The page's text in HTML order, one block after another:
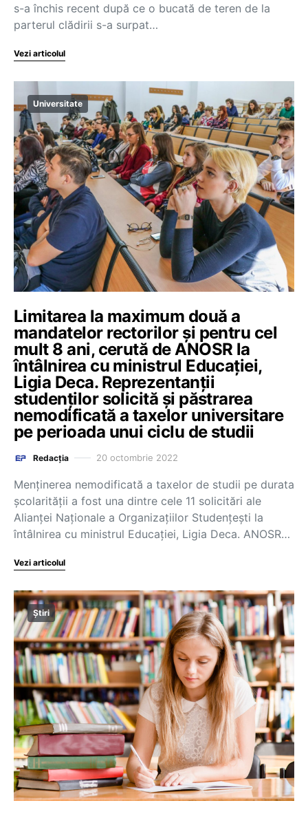
s-a închis recent după ce o bucată de teren de la
parterul clădirii s-a surpat…
Vezi articolul
Universitate
Limitarea la maximum două a
mandatelor rectorilor și pentru cel
mult 8 ani, cerută de ANOSR la
întâlnirea cu ministrul Educației,
Ligia Deca. Reprezentanții
studenților solicită și păstrarea
nemodificată a taxelor universitare
pe perioada unui ciclu de studii
Redacția 20 octombrie 2022
Menținerea nemodificată a taxelor de studii pe durata
școlarității a fost una dintre cele 11 solicitări ale
Alianței Naționale a Organizațiilor Studențești la
întâlnirea cu ministrul Educației, Ligia Deca. ANOSR…
Vezi articolul
Știri